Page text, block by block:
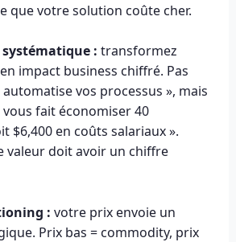
que votre solution coûte cher.
: transformez
impact business chiffré. Pas
vos processus », mais
fait économiser 40
$6,400 en coûts salariaux ».
valeur doit avoir un chiffre
: votre prix envoie un
Prix bas = commodity, prix